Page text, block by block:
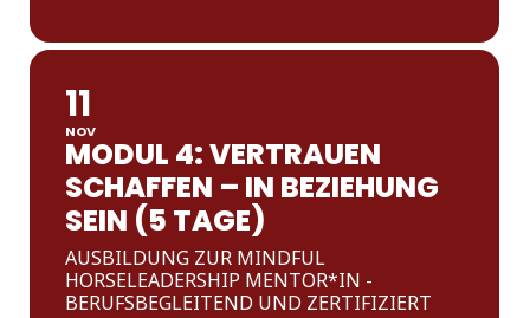
11
NOV
MODUL 4: VERTRAUEN
SCHAFFEN – IN BEZIEHUNG
SEIN (5 TAGE)
AUSBILDUNG ZUR MINDFUL
HORSELEADERSHIP MENTOR*IN -
BERUFSBEGLEITEND UND ZERTIFIZIERT